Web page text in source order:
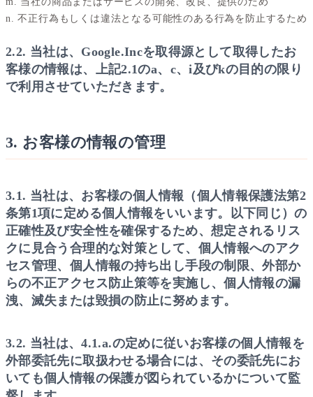
n. 不正行為もしくは違法となる可能性のある行為を防止するため
2.2. 当社は、Google.Incを取得源として取得したお
客様の情報は、上記2.1のa、c、i及びkの目的の限り
で利用させていただきます。
3. お客様の情報の管理
3.1. 当社は、お客様の個人情報（個人情報保護法第2
条第1項に定める個人情報をいいます。以下同じ）の
正確性及び安全性を確保するため、想定されるリス
クに見合う合理的な対策として、個人情報へのアク
セス管理、個人情報の持ち出し手段の制限、外部か
らの不正アクセス防止策等を実施し、個人情報の漏
洩、滅失または毀損の防止に努めます。
3.2. 当社は、4.1.a.の定めに従いお客様の個人情報を
外部委託先に取扱わせる場合には、その委託先にお
いても個人情報の保護が図られているかについて監